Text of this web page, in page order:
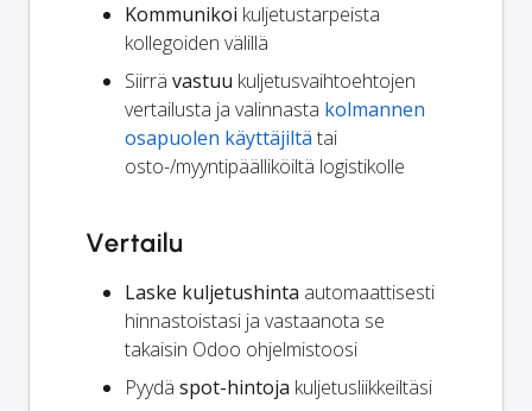
Kommunikoi kuljetustarpeista
kollegoiden välillä
Siirrä vastuu kuljetusvaihtoehtojen
vertailusta ja valinnasta kolmannen
osapuolen käyttäjiltä tai
osto-/myyntipäälliköiltä logistikolle
Vertailu
Laske kuljetushinta automaattisesti
hinnastoistasi ja vastaanota se
takaisin Odoo ohjelmistoosi
Pyydä spot-hintoja kuljetusliikkeiltäsi